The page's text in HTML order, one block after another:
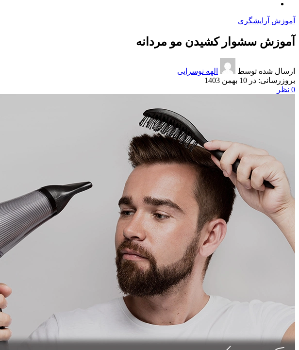
آموزش آرایشگری
آموزش سشوار کشیدن مو مردانه
ارسال شده توسط
الهه نوسرایی
در 10 بهمن 1403
0 نظر